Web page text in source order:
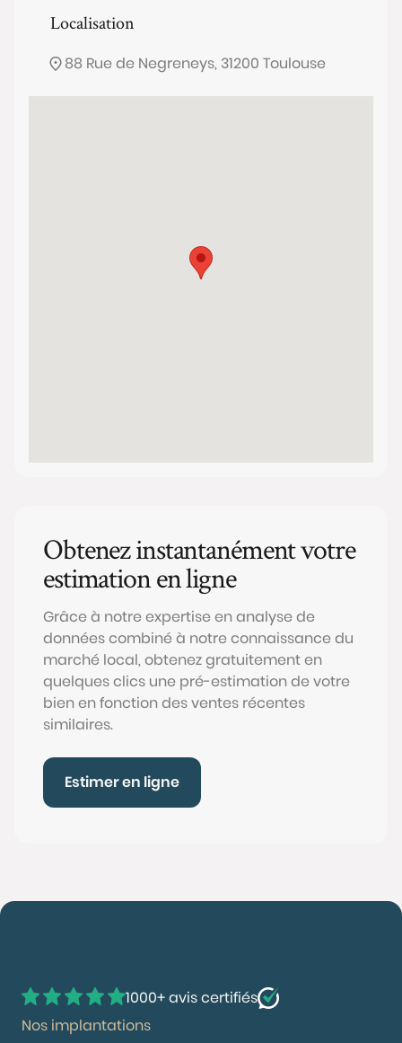
Localisation
88 Rue de Negreneys, 31200 Toulouse
Obtenez instantanément votre
estimation en ligne
Grâce à notre expertise en analyse de
données combiné à notre connaissance du
marché local, obtenez gratuitement en
quelques clics une pré-estimation de votre
bien en fonction des ventes récentes
similaires.
Estimer en ligne
1000+ avis certifiés
Nos implantations